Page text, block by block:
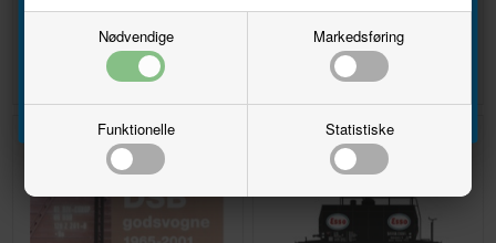
Nødvendige Markedsføring
Funktionelle Statistiske
DKK 298,00 DKK 298,00